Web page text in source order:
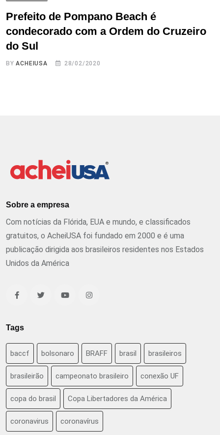
Prefeito de Pompano Beach é
condecorado com a Ordem do Cruzeiro
do Sul
BYACHEIUSA 28/02/2020
Sobre a empresa
Com notícias da Flórida, EUA e mundo, e classificados
gratuitos, o AcheiUSA foi fundado em 2000 e é uma
publicação dirigida aos brasileiros residentes nos Estados
Unidos da América
Tags
baccf bolsonaro BRAFF brasil brasileiros
brasileirão campeonato brasileiro conexão UF
copa do brasil Copa Libertadores da América
coronavirus coronavírus